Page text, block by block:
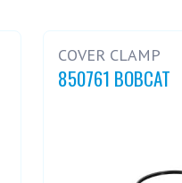
COVER CLAMP
850761 BOBCAT